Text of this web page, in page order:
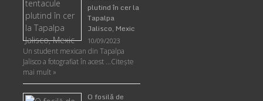
plutind în cer la
Tapalpa
Jalisco, Mexic
10/09/2023
Un student mexican din Tapalpa
Jalisco a fotografiat în acest …Citește
mai mult »
O fosilă de